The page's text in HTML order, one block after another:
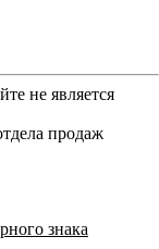
не является
продаж
знака